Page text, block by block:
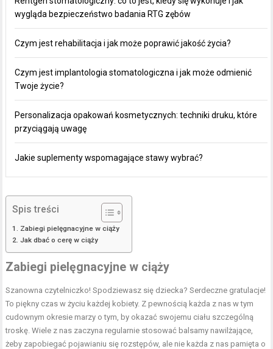
wygląda bezpieczeństwo badania RTG zębów
Czym jest rehabilitacja i jak może poprawić jakość życia?
Czym jest implantologia stomatologiczna i jak może odmienić
Twoje życie?
Personalizacja opakowań kosmetycznych: techniki druku, które
przyciągają uwagę
Jakie suplementy wspomagające stawy wybrać?
Spis treści
Zabiegi pielęgnacyjne w ciąży
Jak dbać o cerę w ciąży
Zabiegi pielęgnacyjne w ciąży
Szanowna czytelniczko! Spodziewasz się dziecka? Serdeczne gratulacje!
To piękny czas w życiu każdej kobiety. Z pewnością każda z nas w tym
cudownym okresie marzy o tym, by okazać swojemu ciału szczególną
troskę. Wiele z nas zaczyna regularnie stosować balsamy nawilżające,
żeby zapobiegać pojawianiu się rozstępów, ale nie każda z nas pamięta o